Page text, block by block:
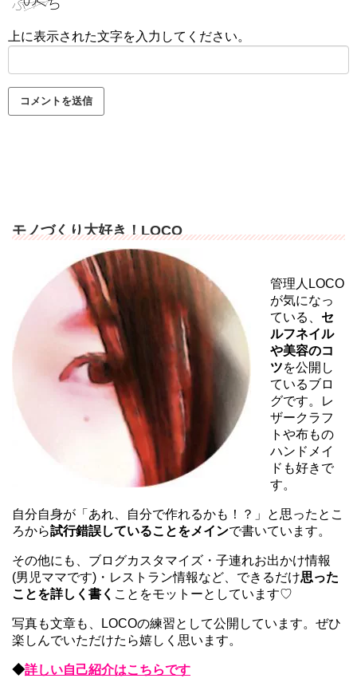
上に表示された文字を入力してください。
モノづくり大好き！LOCO
管理人LOCO
が気になっ
ている、 セ
ルフネイル
や美容のコ
ツを公開し
ているブロ
グです。レ
ザークラフ
トや布もの
ハンドメイ
ドも好きで
す。
自分自身が「あれ、自分で作れるかも！？」と思ったとこ
ろから試行錯誤していることをメインで書いています。
その他にも、ブログカスタマイズ・子連れお出かけ情報
(男児ママです)・レストラン情報など、できるだけ思った
ことを詳しく書く ことをモットーとしています♡
写真も文章も、LOCOの練習として公開しています。ぜひ
楽しんでいただけたら嬉しく思います。
◆詳しい自己紹介はこちらです